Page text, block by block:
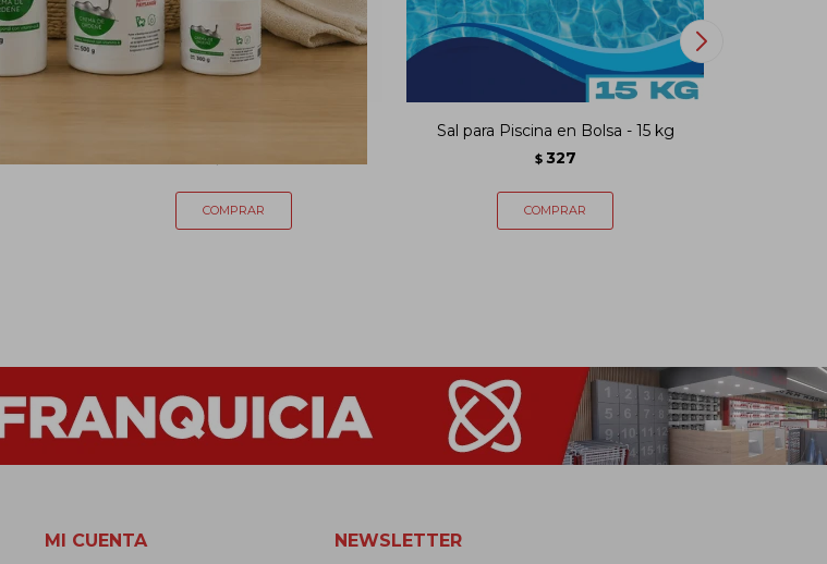
Sal para Piscina en Bolsa - 15 kg
$ 327
MI CUENTA NEWSLETTER